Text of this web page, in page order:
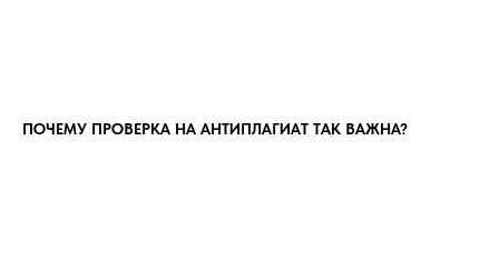
ПОЧЕМУ ПРОВЕРКА НА АНТИПЛАГИАТ ТАК ВАЖНА?